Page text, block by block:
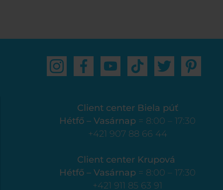
Client center Biela púť
Hétfő – Vasárnap = 8:00 – 17:30
+421 907 88 66 44
Client center Krupová
Hétfő – Vasárnap = 8:00 – 17:30
+421 911 85 63 91